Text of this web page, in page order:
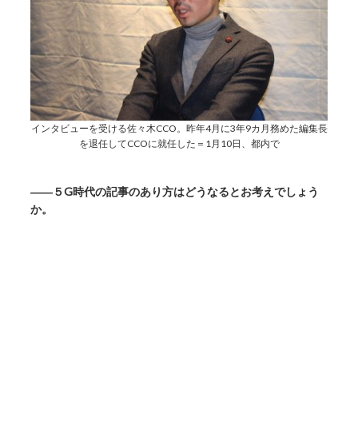
インタビューを受ける佐々木CCO。昨年4月に3年9カ月務めた編集長
を退任してCCOに就任した＝1月10日、都内で
――５G時代の記事のあり方はどうなるとお考えでしょう
か。